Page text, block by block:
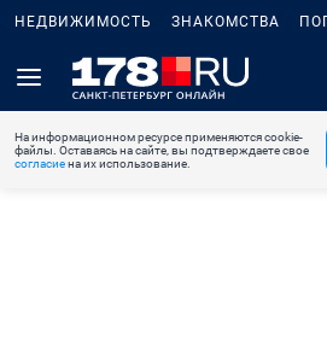
НЕДВИЖИМОСТЬ ЗНАКОМСТВА
На информационном ресурсе применяются cookie-
файлы. Оставаясь на сайте, вы подтверждаете свое
согласиена их использование.